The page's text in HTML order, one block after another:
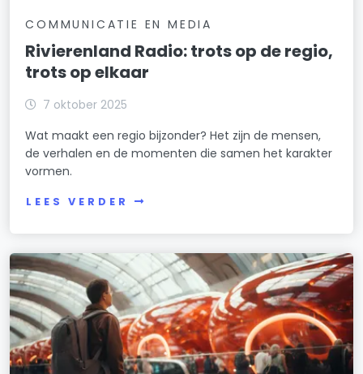
COMMUNICATIE EN MEDIA
Rivierenland Radio: trots op de regio,
trots op elkaar
7 oktober 2025
Wat maakt een regio bijzonder? Het zijn de mensen,
de verhalen en de momenten die samen het karakter
vormen.
LEES VERDER